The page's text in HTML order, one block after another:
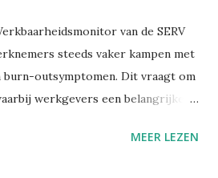
van de SERV
steeds vaker kampen met
outsymptomen. Dit vraagt om
werkgevers een belangrijke
een grootschalig onderzoek dat
MEER LEZEN